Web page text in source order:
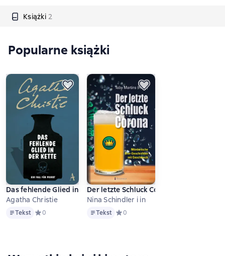
Książki 2
Popularne książki
Das fehlende Glied in der Kette
Agatha Christie
TekstTekst Средний рейтинг 0 на основе 0 оценок
0
Der letzte Schluck Corona
Nina Schindler i in
TekstTekst Средний рейтинг 0 на основе 0
0